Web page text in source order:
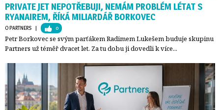
PRIVATE JET NEPOTŘEBUJI, NEMÁM PROBLÉM LÉTAT S
RYANAIREM, ŘÍKÁ MILIARDÁŘ BORKOVEC
O PARTNERS | 0
Petr Borkovec se svým parťákem Radimem Lukešem buduje skupinu
Partners už téměř dvacet let. Za tu dobu ji dovedli k více...